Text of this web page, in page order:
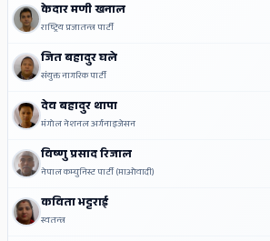
केदार मणी खनाल
राष्ट्रिय प्रजातन्त्र पार्टी
जित बहादुर घले
संयुक्त नागरिक पार्टी
देव बहादुर थापा
मंगोल नेशनल अर्गनाइजेसन
विष्णु प्रसाद रिजाल
नेपाल कम्युनिस्ट पार्टी (माओवादी)
कविता भट्टराई
स्वतन्त्र